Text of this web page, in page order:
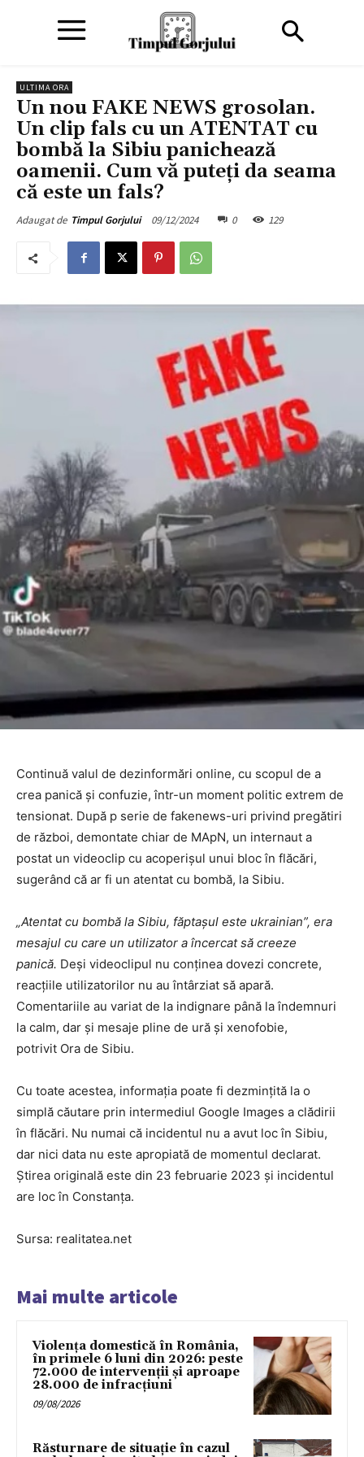
ULTIMA ORA
Un nou FAKE NEWS grosolan.
Un clip fals cu un ATENTAT cu
bombă la Sibiu panichează
oamenii. Cum vă puteți da seama
că este un fals?
Adaugat de Timpul Gorjului 09/12/2024 0 129
Continuă valul de dezinformări online, cu scopul de a
crea panică și confuzie, într-un moment politic extrem de
tensionat. După p serie de fakenews-uri privind pregătiri
de război, demontate chiar de MApN, un internaut a
postat un videoclip cu acoperișul unui bloc în flăcări,
sugerând că ar fi un atentat cu bombă, la Sibiu.
„Atentat cu bombă la Sibiu, făptașul este ukrainian”, era
mesajul cu care un utilizator a încercat să creeze
panică. Deși videoclipul nu conținea dovezi concrete,
reacțiile utilizatorilor nu au întârziat să apară.
Comentariile au variat de la indignare până la îndemnuri
la calm, dar și mesaje pline de ură și xenofobie,
potrivit Ora de Sibiu.
Cu toate acestea, informația poate fi dezmințită la o
simplă căutare prin intermediul Google Images a clădirii
în flăcări. Nu numai că incidentul nu a avut loc în Sibiu,
dar nici data nu este apropiată de momentul declarat.
Știrea originală este din 23 februarie 2023 și incidentul
are loc în Constanța.
Sursa: realitatea.net
Mai multe articole
Violența domestică în România,
în primele 6 luni din 2026: peste
72.000 de intervenții și aproape
28.000 de infracțiuni
09/08/2026
Răsturnare de situație în cazul